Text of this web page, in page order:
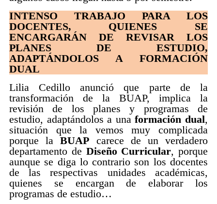
INTENSO TRABAJO PARA LOS
DOCENTES, QUIENES SE
ENCARGARÁN DE REVISAR LOS
PLANES DE ESTUDIO,
ADAPTÁNDOLOS A FORMACIÓN
DUAL
Lilia Cedillo anunció que parte de la
transformación de la BUAP, implica la
revisión de los planes y programas de
estudio, adaptándolos a unaformación dual,
situación que la vemos muy complicada
porque la BUAP carece de un verdadero
departamento de Diseño Curricular, porque
aunque se diga lo contrario son los docentes
de las respectivas unidades académicas,
quienes se encargan de elaborar los
programas de estudio…